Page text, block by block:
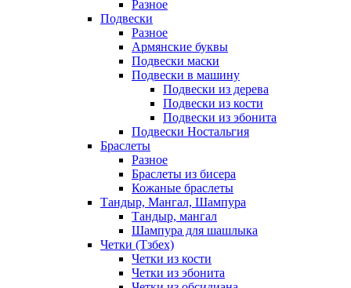
Разное
Подвески
Разное
Армянские буквы
Подвески маски
Подвески в машину
Подвески из дерева
Подвески из кости
Подвески из эбонита
Подвески Ностальгия
Браслеты
Разное
Браслеты из бисера
Кожаные браслеты
Тандыр, Мангал, Шампура
Тандыр, мангал
Шампура для шашлыка
Четки (Тзбех)
Четки из кости
Четки из эбонита